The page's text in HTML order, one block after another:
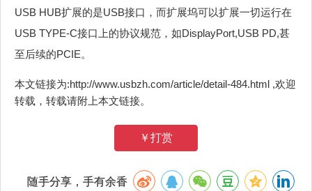
USB HUB扩展的是USB接口，而扩展坞可以扩展一切运行在
USB TYPE-C接口上的协议规范，如DisplayPort,USB PD,甚
至后续的PCIE。
本文链接为:http://www.usbzh.com/article/detail-484.html ,欢迎
转载，转载请附上本文链接。
￥打赏
随手分享，手有余香